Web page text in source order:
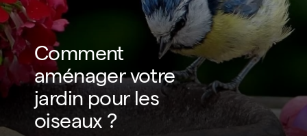
Comment
aménager votre
jardin pour les
oiseaux ?